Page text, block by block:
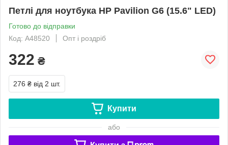
Петлі для ноутбука HP Pavilion G6 (15.6" LED)
Готово до відправки
Код: A48520
Опт і роздріб
322 ₴
276 ₴ від 2 шт.
Купити
або